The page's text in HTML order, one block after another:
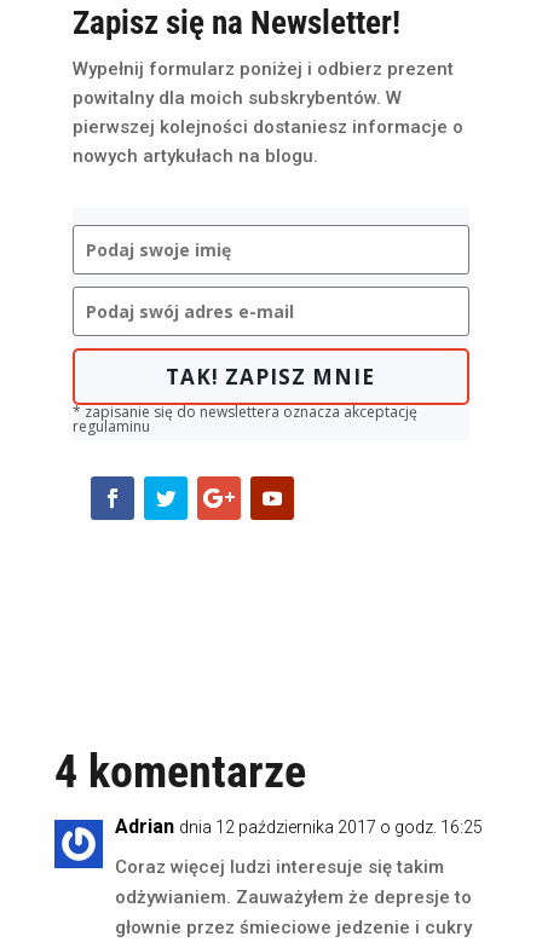
Zapisz się na Newsletter!
Wypełnij formularz poniżej i odbierz prezent
powitalny dla moich subskrybentów. W
pierwszej kolejności dostaniesz informacje o
nowych artykułach na blogu.
TAK! ZAPISZ MNIE
* zapisanie się do newslettera oznacza akceptację
regulaminu
4 komentarze
Adrian dnia 12 października 2017 o godz. 16:25
Coraz więcej ludzi interesuje się takim
odżywianiem. Zauważyłem że depresje to
głownie przez śmieciowe jedzenie i cukry